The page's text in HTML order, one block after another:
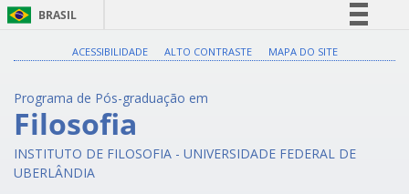
BRASIL
Legislação
ACESSIBILIDADE ALTO CONTRASTE MAPA DO SITE
Programa de Pós-graduação em
Filosofia
INSTITUTO DE FILOSOFIA - UNIVERSIDADE FEDERAL DE
UBERLÂNDIA